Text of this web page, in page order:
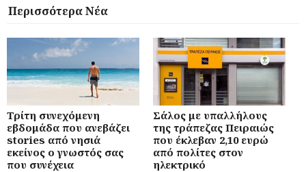
Περισσότερα Νέα
Τρίτη συνεχόμενη
εβδομάδα που ανεβάζει
stories από νησιά
εκείνος ο γνωστός σας
που συνέχεια
Σάλος με υπαλλήλους
της τράπεζας Πειραιώς
που έκλεβαν 2,10 ευρώ
από πολίτες στον
ηλεκτρικό